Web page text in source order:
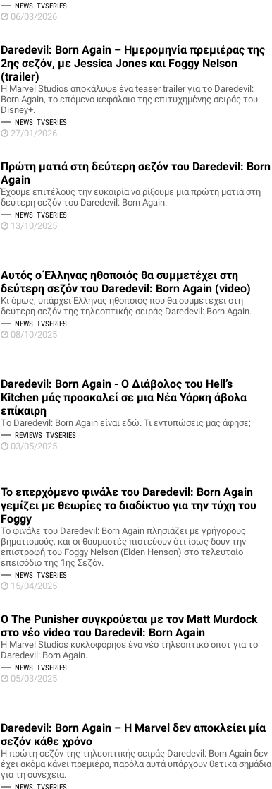
NEWS TVSERIES
06/03/2026
Daredevil: Born Again – Ημερομηνία πρεμιέρας της
2ης σεζόν, με Jessica Jones και Foggy Nelson
(trailer)
Η Marvel Studios αποκάλυψε ένα teaser trailer για το Daredevil:
Born Again, το επόμενο κεφάλαιο της επιτυχημένης σειράς του
Disney+.
NEWS TVSERIES
27/01/2026
Πρώτη ματιά στη δεύτερη σεζόν του Daredevil: Born
Again
Έχουμε επιτέλους την ευκαιρία να ρίξουμε μια πρώτη ματιά στη
δεύτερη σεζόν του Daredevil: Born Again.
NEWS TVSERIES
13/10/2025
Αυτός ο Έλληνας ηθοποιός θα συμμετέχει στη
δεύτερη σεζόν του Daredevil: Born Again (video)
Κι όμως, υπάρχει Έλληνας ηθοποιός που θα συμμετέχει στη
δεύτερη σεζόν της τηλεοπτικής σειράς Daredevil: Born Again.
NEWS TVSERIES
08/10/2025
Daredevil: Born Again - Ο Διάβολος του Hell’s
Kitchen μάς προσκαλεί σε μια Νέα Υόρκη άβολα
επίκαιρη
Tο Daredevil: Born Again είναι εδώ. Τι εντυπώσεις μας άφησε;
REVIEWS TVSERIES
03/05/2025
Το επερχόμενο φινάλε του Daredevil: Born Again
γεμίζει με θεωρίες το διαδίκτυο για την τύχη του
Foggy
Το φινάλε του Daredevil: Born Again πλησιάζει με γρήγορους
βηματισμούς, και οι θαυμαστές πιστεύουν ότι ίσως δουν την
επιστροφή του Foggy Nelson (Elden Henson) στο τελευταίο
επεισόδιο της 1ης Σεζόν.
NEWS TVSERIES
15/04/2025
Ο The Punisher συγκρούεται με τον Matt Murdock
στο νέο video του Daredevil: Born Again
Η Marvel Studios κυκλοφόρησε ένα νέο τηλεοπτικό σποτ για το
Daredevil: Born Again.
NEWS TVSERIES
05/03/2025
Daredevil: Born Again – Η Marvel δεν αποκλείει μία
σεζόν κάθε χρόνο
Η πρώτη σεζόν της τηλεοπτικής σειράς Daredevil: Born Again δεν
έχει ακόμα κάνει πρεμιέρα, παρόλα αυτά υπάρχουν θετικά σημάδια
για τη συνέχεια.
NEWS TVSERIES